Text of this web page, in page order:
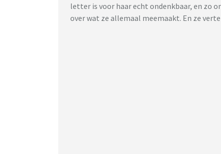
letter is voor haar echt ondenkbaar, en zo
over wat ze allemaal meemaakt. En ze